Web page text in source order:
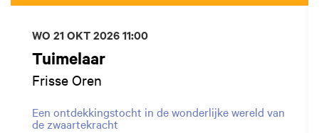
Tuimelaar
Frisse Oren
Een ontdekkingstocht in de wonderlijke wereld van
de zwaartekracht
WO 21 OKT 202611:00